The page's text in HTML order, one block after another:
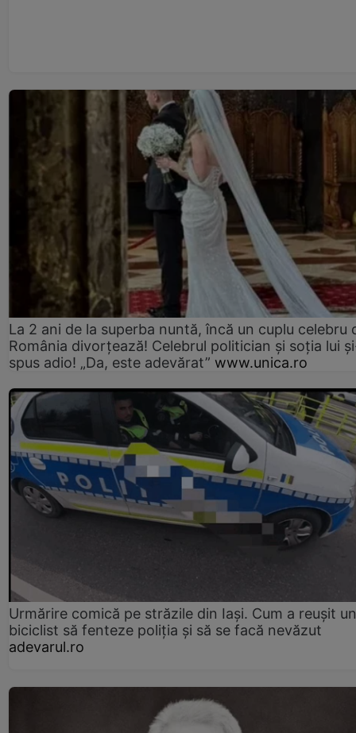
La 2 ani de la superba nuntă, încă un cuplu celebru
România divorțează! Celebrul politician și soția lui
spus adio! „Da, este adevărat” www.unica.ro
Urmărire comică pe străzile din Iași. Cum a reușit un
biciclist să fenteze poliția și să se facă nevăzut
adevarul.ro